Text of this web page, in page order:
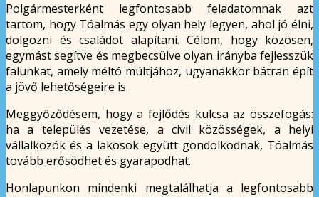
Polgármesterként legfontosabb feladatomnak azt
tartom, hogy Tóalmás egy olyan hely legyen, ahol jó élni,
dolgozni és családot alapítani. Célom, hogy közösen,
egymást segítve és megbecsülve olyan irányba fejlesszük
falunkat, amely méltó múltjához, ugyanakkor bátran épít
a jövő lehetőségeire is.
Meggyőződésem, hogy a fejlődés kulcsa az összefogás:
ha a település vezetése, a civil közösségek, a helyi
vállalkozók és a lakosok együtt gondolkodnak, Tóalmás
tovább erősödhet és gyarapodhat.
Honlapunkon mindenki megtalálhatja a legfontosabb